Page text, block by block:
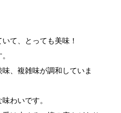
て、とっても美味！
、複雑味が調和していま
わいです。